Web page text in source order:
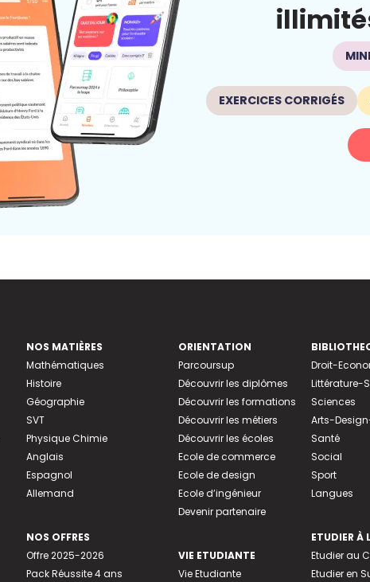
EXERCICES CORRIGÉS
NOS MATIÈRES
Mathématiques
Histoire
Géographie
SVT
Physique Chimie
Anglais
Espagnol
Allemand
NOS OFFRES
Offre 2025-2026
Pack Réussite 4 ans
ORIENTATION
Parcoursup
Découvrir les diplômes
Découvrir les formations
Découvrir les métiers
Découvrir les écoles
Ecole de commerce
Ecole de design
Ecole d’ingénieur
Devenir partenaire
VIE ETUDIANTE
Vie Etudiante
Droit-
Littérature-
Sciences
Arts-
Santé
Social
Sport
Langues
ETUDIER À
Etudier au
Etudier en